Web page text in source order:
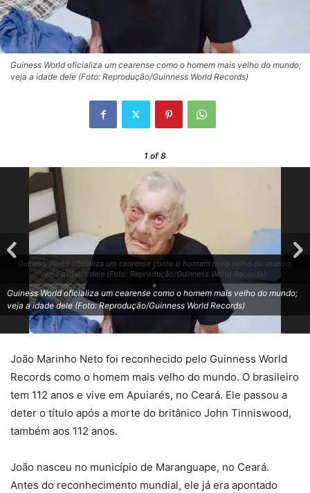
Guiness World oficializa um cearense como o homem mais velho do mundo;
veja a idade dele (Foto: Reprodução/Guinness World Records)
1 of 8
Guiness World oficializa um cearense como o homem mais velho do mundo;
veja a idade dele (Foto: Reprodução/Guinness World Records)
Guiness World oficializa um cearense como o homem mais velho do mundo;
veja a idade dele (Foto: Reprodução/Guinness World Records)
João Marinho Neto foi reconhecido pelo Guinness World
Records como o homem mais velho do mundo. O brasileiro
tem 112 anos e vive em Apuiarés, no Ceará. Ele passou a
deter o título após a morte do britânico John Tinniswood,
também aos 112 anos.
João nasceu no município de Maranguape, no Ceará.
Antes do reconhecimento mundial, ele já era apontado